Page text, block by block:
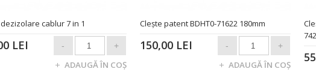
cablur 7 in 1
LEI
Cleşte patent BDHT0-71622 180mm
150,00 LEI